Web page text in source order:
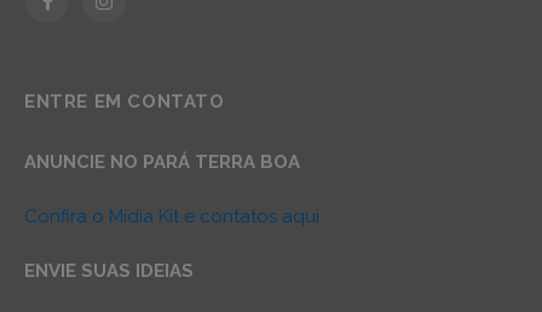
FacebookInstagram
ENTRE EM CONTATO
ANUNCIE NO PARÁ TERRA BOA
Confira o Mídia Kit e contatos aqui
ENVIE SUAS IDEIAS